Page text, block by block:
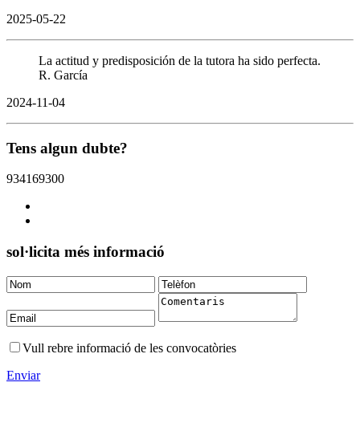
2025-05-22
La actitud y predisposición de la tutora ha sido perfecta.
R. García
2024-11-04
Tens algun dubte?
934169300
sol·licita més informació
Vull rebre informació de les convocatòries
Enviar